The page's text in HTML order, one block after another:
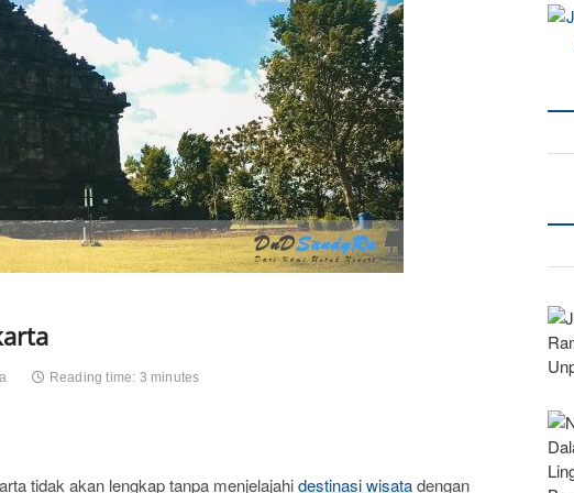
Reading time: 3 minutes
tidak akan lengkap tanpa menjelajahidestinasi wisatadengan